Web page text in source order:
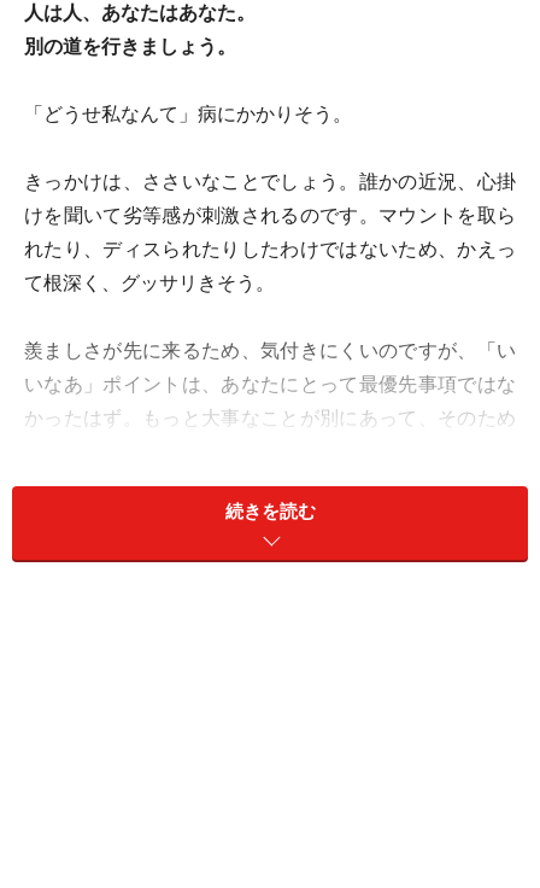
人は人、あなたはあなた。
別の道を行きましょう。
「どうせ私なんて」病にかかりそう。
きっかけは、ささいなことでしょう。誰かの近況、心掛
けを聞いて劣等感が刺激されるのです。マウントを取ら
れたり、ディスられたりしたわけではないため、かえっ
て根深く、グッサリきそう。
羨ましさが先に来るため、気付きにくいのですが、「い
いなあ」ポイントは、あなたにとって最優先事項ではな
かったはず。もっと大事なことが別にあって、そのため
感情の交通整理ができれば、元気も楽しさも戻ってきま
す。「いろいろな生き方があるね！」で、愛も全肯定
続きを読む